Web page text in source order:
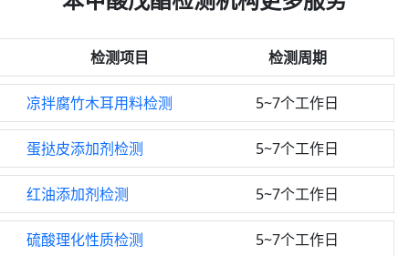
检测项目 检测周期
凉拌腐竹木耳用料检测 5~7个工作日
蛋挞皮添加剂检测 5~7个工作日
红油添加剂检测 5~7个工作日
硫酸理化性质检测 5~7个工作日